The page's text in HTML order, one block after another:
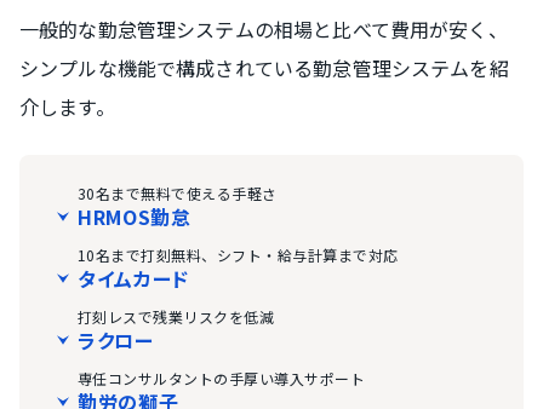
一般的な勤怠管理システムの相場と比べて費用が安く、
シンプルな機能で構成されている勤怠管理システムを紹
介します。
30名まで無料で使える手軽さ
HRMOS勤怠
10名まで打刻無料、シフト・給与計算まで対応
タイムカード
打刻レスで残業リスクを低減
ラクロー
専任コンサルタントの手厚い導入サポート
勤労の獅子